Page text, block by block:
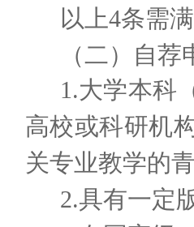
以上4条需
（二）自荐
1.大学本科
高校或科研机
关专业教学的
2.具有一定